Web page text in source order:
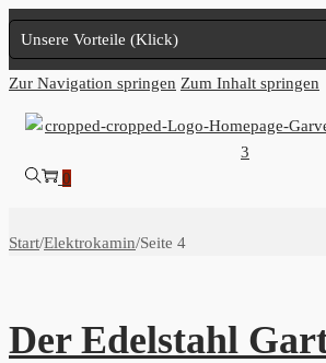
Unsere Vorteile (Klick)
Zur Navigation springen Zum Inhalt springen
0
Start/Elektrokamin/Seite 4
Der Edelstahl